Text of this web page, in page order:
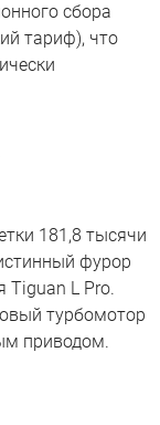
сбора
тариф), что
181,8 тысячи
фурор
Tiguan L Pro.
турбомотор
приводом.